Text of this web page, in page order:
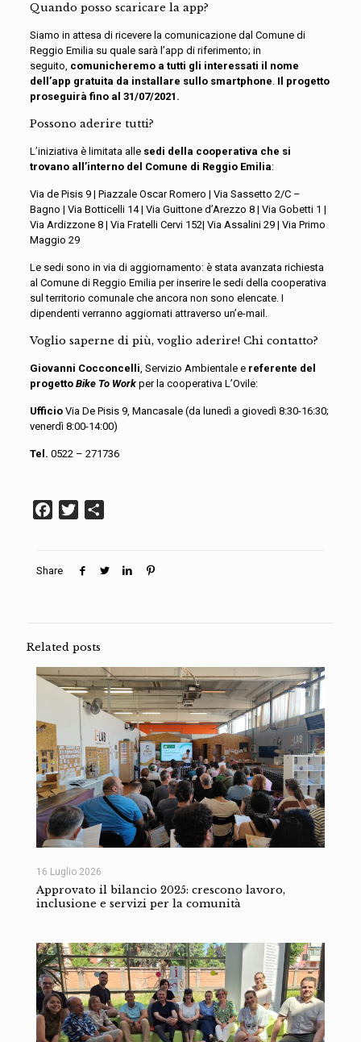
Quando posso scaricare la app?
Siamo in attesa di ricevere la comunicazione dal Comune di
Reggio Emilia su quale sarà l’app di riferimento; in
seguito, comunicheremo a tutti gli interessati il nome
dell’app gratuita da installare sullo smartphone. Il progetto
proseguirà fino al 31/07/2021.
Possono aderire tutti?
L’iniziativa è limitata alle sedi della cooperativa che si
trovano all’interno del Comune di Reggio Emilia:
Via de Pisis 9 | Piazzale Oscar Romero | Via Sassetto 2/C –
Bagno | Via Botticelli 14 | Via Guittone d’Arezzo 8 | Via Gobetti 1 |
Via Ardizzone 8 | Via Fratelli Cervi 152| Via Assalini 29 | Via Primo
Maggio 29
Le sedi sono in via di aggiornamento: è stata avanzata richiesta
al Comune di Reggio Emilia per inserire le sedi della cooperativa
sul territorio comunale che ancora non sono elencate. I
dipendenti verranno aggiornati attraverso un’e-mail.
Voglio saperne di più, voglio aderire! Chi contatto?
Giovanni Cocconcelli, Servizio Ambientale e referente del
progetto Bike To Workper la cooperativa L’Ovile:
UfficioVia De Pisis 9, Mancasale (da lunedì a giovedì 8:30-16:30;
venerdì 8:00-14:00)
Tel. 0522 – 271736
Facebook
Twitter
Share
Related posts
16 Luglio 2026
Approvato il bilancio 2025: crescono lavoro,
inclusione e servizi per la comunità